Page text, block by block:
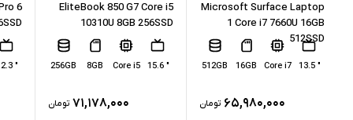
نوع حافظه داخلی SSD
پردازنده گرافیکی Intel HD Graphics 630 + NVIDIA Quadro M620
Microsoft Surface Laptop
1 Core i7 7660U 16GB
512SSD
" 13.5
Core i7
16GB
512GB
۶۵,۹۸۰,۰۰۰ تومان
EliteBook 850 G7 Core i5
10310U 8GB 256SSD
" 15.6
Core i5
8GB
256GB
۷۱,۱۷۸,۰۰۰ تومان
6
" 12.3